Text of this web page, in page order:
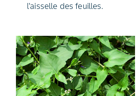
l'aisselle des feuilles.